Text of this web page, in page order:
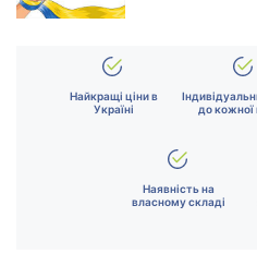
Найкращі ціни в
Україні
до кожної
Наявність на
власному складі